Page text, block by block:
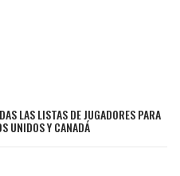
LAS LISTAS DE JUGADORES PARA
UNIDOS Y CANADÁ